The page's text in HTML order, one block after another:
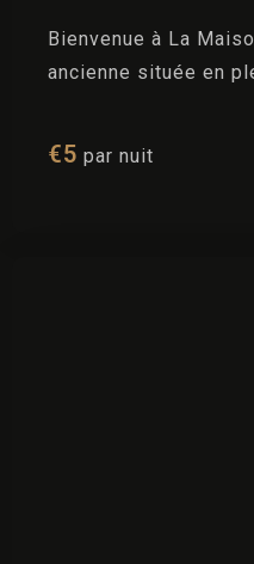
Bienvenue à La
ancienne située en
€5 par nuit